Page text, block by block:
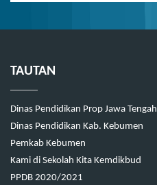
TAUTAN
Dinas Pendidikan Prop Jawa Tengah
Dinas Pendidikan Kab. Kebumen
Pemkab Kebumen
Kami di Sekolah Kita Kemdikbud
PPDB 2020/2021